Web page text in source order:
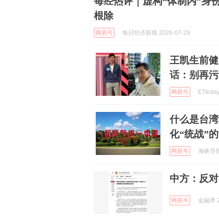
根除
网易号 每日经济新闻 2026-07-29
王凯生前
话：别再
网易号
什么是台
化“统战”
网易号 海峡导
中方：反
网易号 金融界